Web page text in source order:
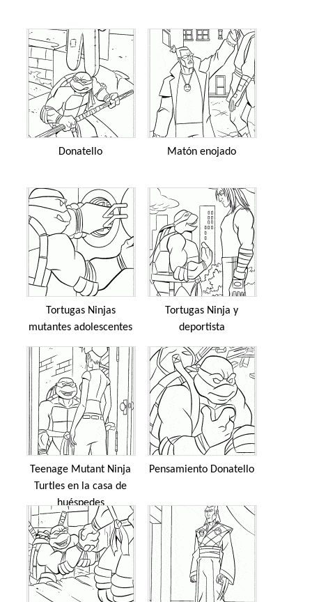
Donatello Matón enojado
Tortugas Ninjas
mutantes adolescentes
Tortugas Ninja y
deportista
Teenage Mutant Ninja
Turtles en la casa de
huéspedes
Pensamiento Donatello